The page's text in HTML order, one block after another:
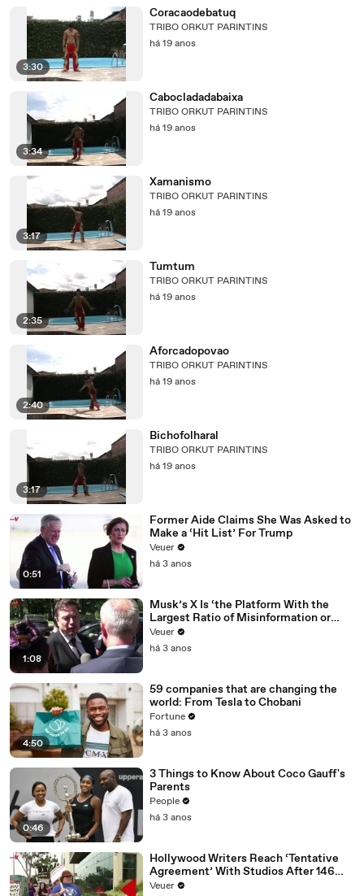
3:30
Coracaodebatuq
TRIBO ORKUT PARINTINS
há 19 anos
3:34
Cabocladadabaixa
TRIBO ORKUT PARINTINS
há 19 anos
3:17
Xamanismo
TRIBO ORKUT PARINTINS
há 19 anos
2:35
Tumtum
TRIBO ORKUT PARINTINS
há 19 anos
2:40
Aforcadopovao
TRIBO ORKUT PARINTINS
há 19 anos
3:17
Bichofolharal
TRIBO ORKUT PARINTINS
há 19 anos
0:51
Former Aide Claims She Was Asked to
Make a ‘Hit List’ For Trump
Veuer
há 3 anos
1:08
Musk’s X Is ‘the Platform With the
Largest Ratio of Misinformation or
Disinformation’ Amongst All Social
Media Platforms
Veuer
há 3 anos
4:50
59 companies that are changing the
world: From Tesla to Chobani
Fortune
há 3 anos
0:46
3 Things to Know About Coco Gauff's
Parents
People
há 3 anos
Hollywood Writers Reach ‘Tentative
Agreement’ With Studios After 146
Day Strike
Veuer